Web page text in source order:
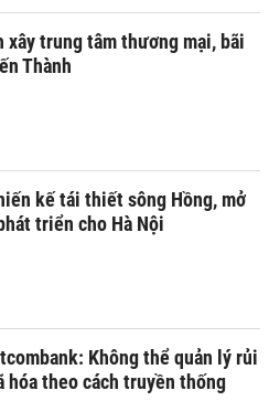
xây trung tâm thương mại, bãi
Thành
kế tái thiết sông Hồng, mở
triển cho Hà Nội
Không thể quản lý rủi
hóa theo cách truyền thống